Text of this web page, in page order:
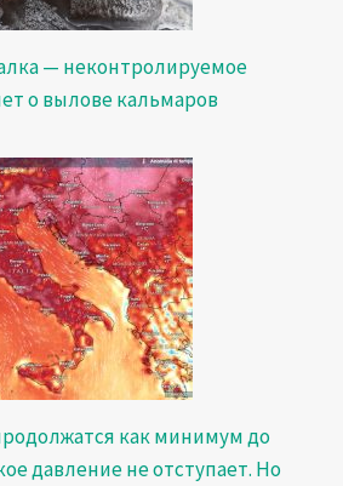
— неконтролируемое
о вылове кальмаров
как минимум до
давление не отступает. Но